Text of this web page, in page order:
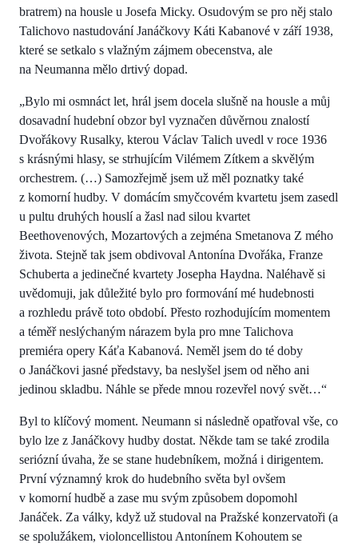
bratrem) na housle u Josefa Micky. Osudovým se pro něj stalo
Talichovo nastudování Janáčkovy Káti Kabanové v září 1938,
které se setkalo s vlažným zájmem obecenstva, ale
na Neumanna mělo drtivý dopad.
„Bylo mi osmnáct let, hrál jsem docela slušně na housle a můj
dosavadní hudební obzor byl vyznačen důvěrnou znalostí
Dvořákovy Rusalky, kterou Václav Talich uvedl v roce 1936
s krásnými hlasy, se strhujícím Vilémem Zítkem a skvělým
orchestrem. (…) Samozřejmě jsem už měl poznatky také
z komorní hudby. V domácím smyčcovém kvartetu jsem zasedl
u pultu druhých houslí a žasl nad silou kvartet
Beethovenových, Mozartových a zejména Smetanova Z mého
života. Stejně tak jsem obdivoval Antonína Dvořáka, Franze
Schuberta a jedinečné kvartety Josepha Haydna. Naléhavě si
uvědomuji, jak důležité bylo pro formování mé hudebnosti
a rozhledu právě toto období. Přesto rozhodujícím momentem
a téměř neslýchaným nárazem byla pro mne Talichova
premiéra opery Káťa Kabanová. Neměl jsem do té doby
o Janáčkovi jasné představy, ba neslyšel jsem od něho ani
jedinou skladbu. Náhle se přede mnou rozevřel nový svět…“
Byl to klíčový moment. Neumann si následně opatřoval vše, co
bylo lze z Janáčkovy hudby dostat. Někde tam se také zrodila
seriózní úvaha, že se stane hudebníkem, možná i dirigentem.
První významný krok do hudebního světa byl ovšem
v komorní hudbě a zase mu svým způsobem dopomohl
Janáček. Za války, když už studoval na Pražské konzervatoři (a
se spolužákem, violoncellistou Antonínem Kohoutem se